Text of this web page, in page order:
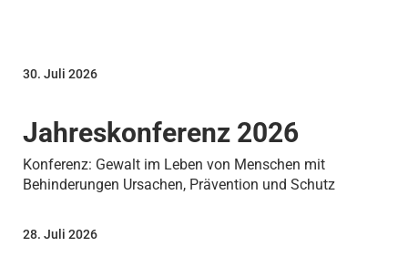
Jahreskonferenz 2026
30. Juli 2026
Konferenz: Gewalt im Leben von Menschen mit
Behinderungen Ursachen, Prävention und Schutz
28. Juli 2026